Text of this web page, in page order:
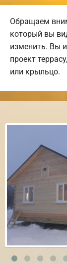
Обращаем
который вы
изменить. Вы
проект
или крыльцо.